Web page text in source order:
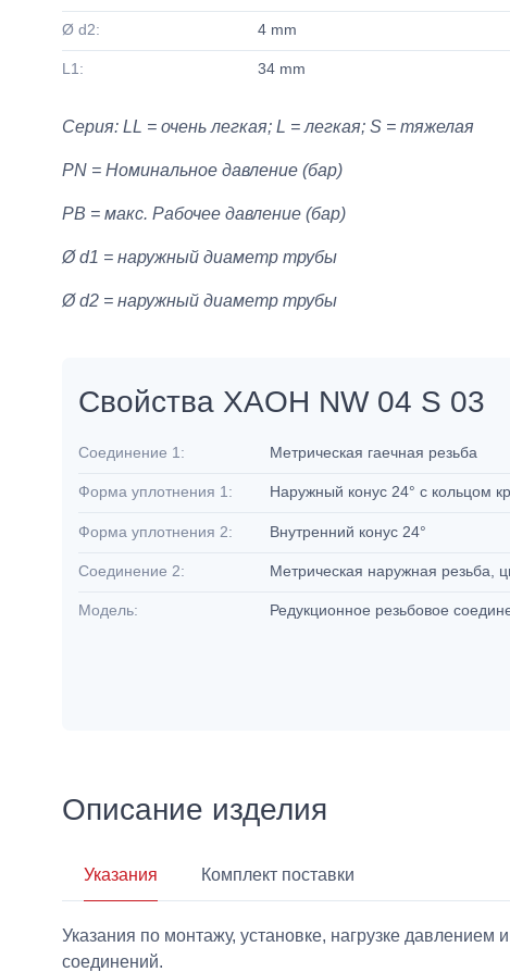
Ø d2: 4 mm
L1: 34 mm
Серия: LL = очень легкая; L = легкая; S = тяжелая
PN = Номинальное давление (бар)
PB = макс. Рабочее давление (бар)
Ø d1 = наружный диаметр трубы
Ø d2 = наружный диаметр трубы
Свойства XAOH NW 04 S 03
Соединение 1: Метрическая гаечная резьба
Форма уплотнения 1: Наружный конус 24° с кольцом
Форма уплотнения 2: Внутренний конус 24°
Соединение 2: Метрическая наружная резьба,
Модель: Редукционное резьбовое
Описание изделия
Указания Комплект поставки
Указания по монтажу, установке, нагрузке
соединений.